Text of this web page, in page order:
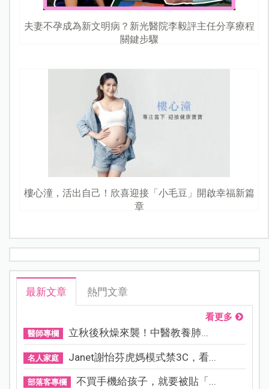
夫妻不孕成為新文明病？新光醫院李毅評主任分享療程
關鍵步驟
樓心潼，活出自己！欣喜迎接「小毛豆」開啟幸福新篇
章
最新文章 熱門文章
看更多
醫師專欄 立秋後秋燥來襲！中醫教養肺...
名人家庭 Janet謝怡芬虎媽模式禁3C，看...
部落客專欄 不買手機給孩子，就要被貼「...